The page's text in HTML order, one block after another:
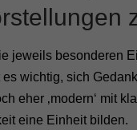
jeweils besonderen
wichtig, sich
eher ‚modern‘ mit
eine Einheit bilden.